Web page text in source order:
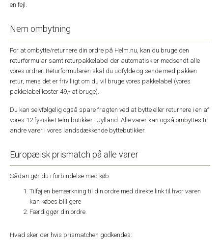
en fejl.
Nem ombytning
For at ombytte/returnere din ordre på Helm.nu, kan du bruge den
returformular samt returpakkelabel der automatisk er medsendt alle
vores ordrer. Returformularen skal du udfylde og sende med pakken
retur, mens det er frivilligt om du vil bruge vores pakkelabel (vores
pakkelabel koster 49,- at bruge).
Du kan selvfølgelig også spare fragten ved at bytte eller returnere i en af
vores 12 fysiske Helm butikker i Jylland. Alle varer kan også ombyttes til
andre varer i vores landsdækkende byttebutikker.
Europæisk prismatch på alle varer
Sådan gør du i forbindelse med køb
Tilføj en bemærkning til din ordre med direkte link til hvor varen
kan købes billigere
Færdiggør din ordre.
Hvad sker der hvis prismatchen godkendes: